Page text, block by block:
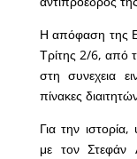
Η απόφαση της
Τρίτης 2/6, από
στη συνεχεια
πίνακες
Για την
με τον